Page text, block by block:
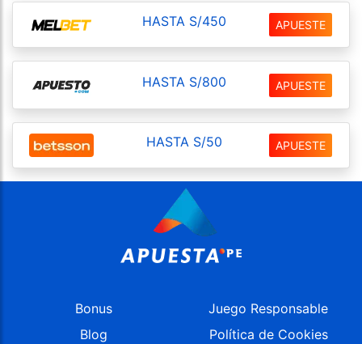
HASTA S/450 APUESTE
HASTA S/800 APUESTE
HASTA S/50 APUESTE
Bonus
Blog
Juego Responsable
Política de Cookies